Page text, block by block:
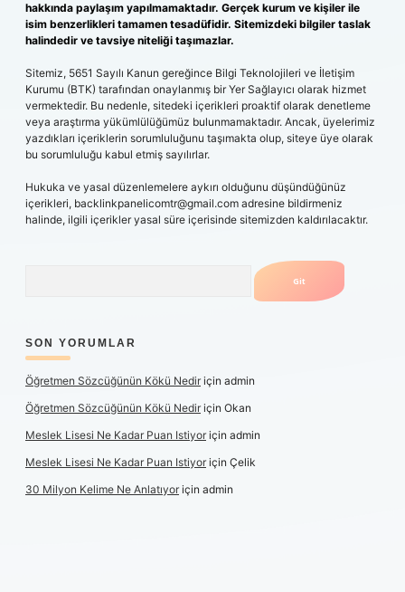
hakkında paylaşım yapılmamaktadır. Gerçek kurum ve kişiler ile
isim benzerlikleri tamamen tesadüfidir. Sitemizdeki bilgiler taslak
halindedir ve tavsiye niteliği taşımazlar.
Sitemiz, 5651 Sayılı Kanun gereğince Bilgi Teknolojileri ve İletişim
Kurumu (BTK) tarafından onaylanmış bir Yer Sağlayıcı olarak hizmet
vermektedir. Bu nedenle, sitedeki içerikleri proaktif olarak denetleme
veya araştırma yükümlülüğümüz bulunmamaktadır. Ancak, üyelerimiz
yazdıkları içeriklerin sorumluluğunu taşımakta olup, siteye üye olarak
bu sorumluluğu kabul etmiş sayılırlar.
Hukuka ve yasal düzenlemelere aykırı olduğunu düşündüğünüz
içerikleri, backlinkpanelicomtr@gmail.com adresine bildirmeniz
halinde, ilgili içerikler yasal süre içerisinde sitemizden kaldırılacaktır.
SON YORUMLAR
Öğretmen Sözcüğünün Kökü Nediriçin admin
Öğretmen Sözcüğünün Kökü Nediriçin Okan
Meslek Lisesi Ne Kadar Puan Istiyoriçin admin
Meslek Lisesi Ne Kadar Puan Istiyoriçin Çelik
30 Milyon Kelime Ne Anlatıyoriçin admin